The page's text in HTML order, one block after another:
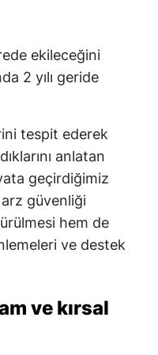
ekileceğini
2 yılı geride
tespit ederek
anlatan
geçirdiğimiz
güvenliği
hem de
ve destek
ve kırsal